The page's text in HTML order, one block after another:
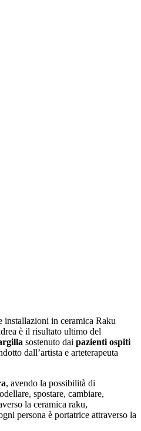
installazioni in ceramica Raku
è il risultato ultimo del
sostenuto dai pazienti ospiti
dall’artista e arteterapeuta
, avendo la possibilità di
spostare, cambiare,
la ceramica raku,
persona è portatrice attraverso la